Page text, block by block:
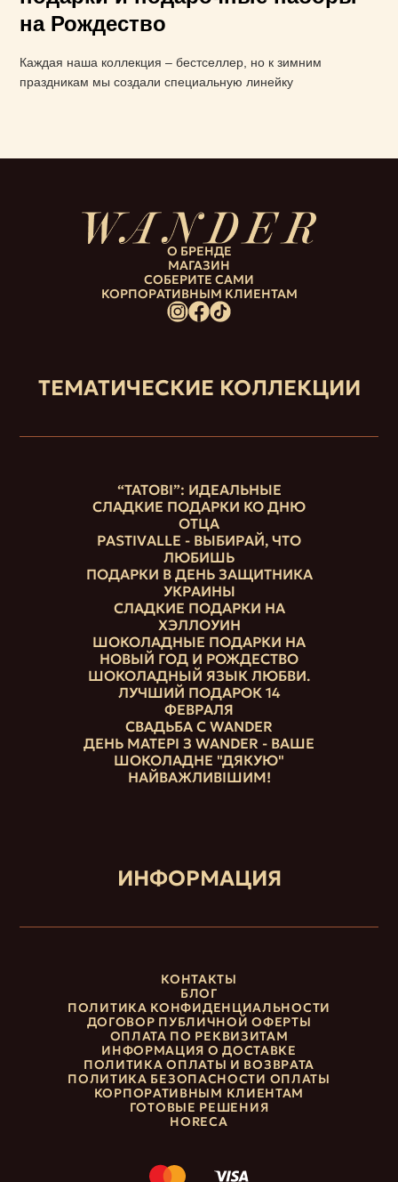
на Рождество
Каждая наша коллекция – бестселлер, но к зимним
праздникам мы создали специальную линейку
О БРЕНДЕ
МАГАЗИН
СОБЕРИТЕ САМИ
КОРПОРАТИВНЫМ КЛИЕНТАМ
ТЕМАТИЧЕСКИЕ КОЛЛЕКЦИИ
“ТАТОВІ”: ИДЕАЛЬНЫЕ
СЛАДКИЕ ПОДАРКИ КО ДНЮ
ОТЦА
PASTIVALLE - ВЫБИРАЙ, ЧТО
ЛЮБИШЬ
ПОДАРКИ В ДЕНЬ ЗАЩИТНИКА
УКРАИНЫ
СЛАДКИЕ ПОДАРКИ НА
ХЭЛЛОУИН
ШОКОЛАДНЫЕ ПОДАРКИ НА
НОВЫЙ ГОД И РОЖДЕСТВО
ШОКОЛАДНЫЙ ЯЗЫК ЛЮБВИ.
ЛУЧШИЙ ПОДАРОК 14
ФЕВРАЛЯ
СВАДЬБА С WANDER
ДЕНЬ МАТЕРІ З WANDER - ВАШЕ
ШОКОЛАДНЕ "ДЯКУЮ"
НАЙВАЖЛИВІШИМ!
ИНФОРМАЦИЯ
КОНТАКТЫ
БЛОГ
ПОЛИТИКА КОНФИДЕНЦИАЛЬНОСТИ
ДОГОВОР ПУБЛИЧНОЙ ОФЕРТЫ
ОПЛАТА ПО РЕКВИЗИТАМ
ИНФОРМАЦИЯ О ДОСТАВКЕ
ПОЛИТИКА ОПЛАТЫ И ВОЗВРАТА
ПОЛИТИКА БЕЗОПАСНОСТИ ОПЛАТЫ
КОРПОРАТИВНЫМ КЛИЕНТАМ
ГОТОВЫЕ РЕШЕНИЯ
HORECA